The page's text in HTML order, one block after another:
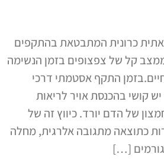
כרונית המתבטאת בהתקפים
קל של צפצופים בזמן הנשימה
התקף אסטמתי דרכי
יש קושי בהכנסת אויר לריאות
של הדם יורד. כיווץ זה של
כתוצאה מתגובה אלרגית, מחלה
[…]